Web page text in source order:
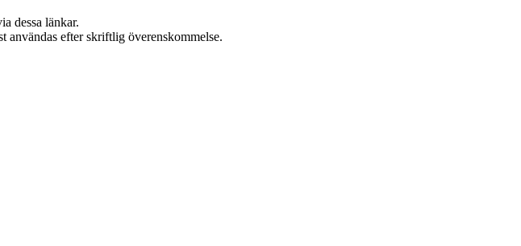
dessa länkar.
efter skriftlig överenskommelse.